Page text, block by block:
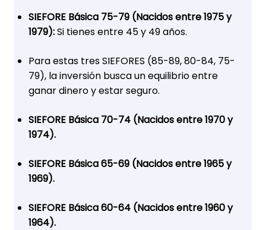
SIEFORE Básica 75-79 (Nacidos entre 1975 y
1979):Si tienes entre 45 y 49 años.
Para estas tres SIEFORES (85-89, 80-84, 75-
79), la inversión busca un equilibrio entre
ganar dinero y estar seguro.
SIEFORE Básica 70-74 (Nacidos entre 1970 y
1974).
SIEFORE Básica 65-69 (Nacidos entre 1965 y
1969).
SIEFORE Básica 60-64 (Nacidos entre 1960 y
1964).